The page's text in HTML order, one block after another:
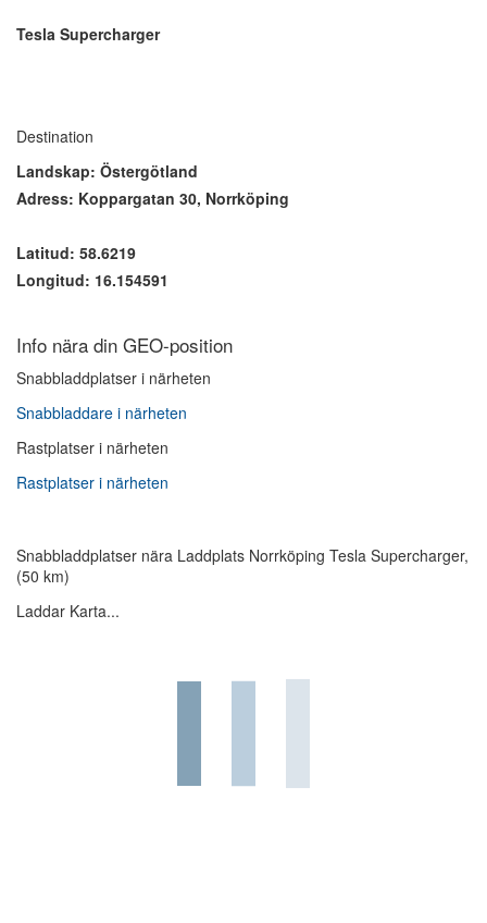
Tesla Supercharger
Destination
Landskap: Östergötland
Adress: Koppargatan 30, Norrköping
Latitud: 58.6219
Longitud: 16.154591
Info nära din GEO-position
Snabbladdplatser i närheten
Snabbladdare i närheten
Rastplatser i närheten
Rastplatser i närheten
Snabbladdplatser nära Laddplats Norrköping Tesla Supercharger,
(50 km)
Laddar Karta...